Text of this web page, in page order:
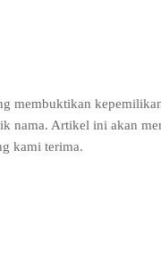
membuktikan
nama. Artikel ini akan
kami terima.